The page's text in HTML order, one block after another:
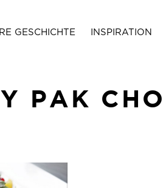
GESCHICHTE INSPIRATION
PAK CHOI